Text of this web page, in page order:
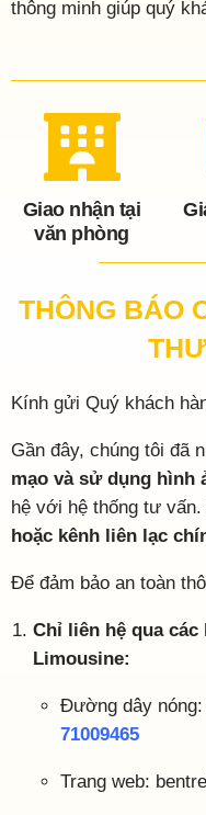
thông minh giúp quý
Giao nhận tại
văn phòng
THÔNG BÁO
Kính gửi Quý khách
Gần đây, chúng tôi đã
mạo và sử dụng hình
hệ với hệ thống tư
hoặc kênh liên lạc
Để đảm bảo an toàn
Chỉ liên hệ qua
Limousine:
Đường dây nóng:
71009465
Trang web: